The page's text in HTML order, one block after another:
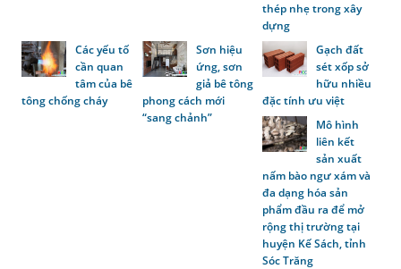
thép nhẹ trong xây
dựng
Các yếu tố
cần quan
tâm của bê
tông chống cháy
Sơn hiệu
ứng, sơn
giả bê tông
phong cách mới
“sang chảnh”
Gạch đất
sét xốp sở
hữu nhiều
đặc tính ưu việt
Mô hình
liên kết
sản xuất
nấm bào ngư xám và
đa dạng hóa sản
phẩm đầu ra để mở
rộng thị trường tại
huyện Kế Sách, tỉnh
Sóc Trăng